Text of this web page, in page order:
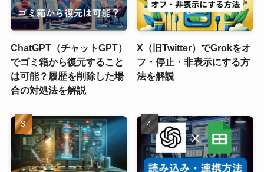
ChatGPT（チャットGPT）
でゴミ箱から復元すること
は可能？履歴を削除した場
合の対処法を解説
X（旧Twitter）でGrokをオ
フ・停止・非表示にする方
法を解説